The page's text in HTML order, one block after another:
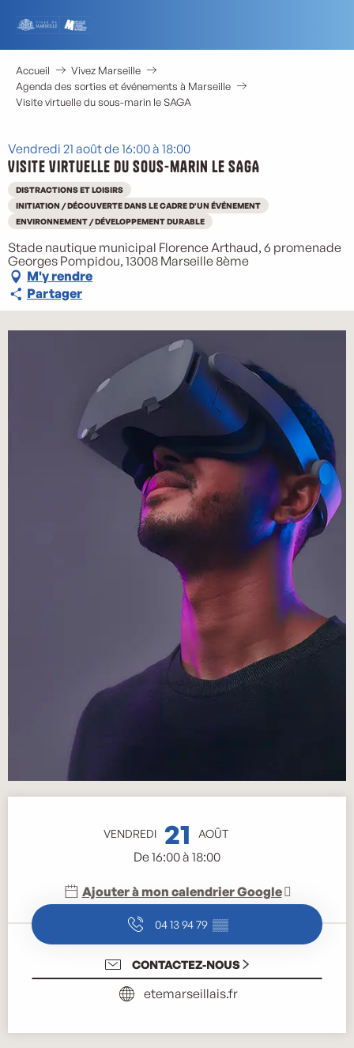
contenu
principal
Accueil
Vivez Marseille
Agenda des sorties et événements à Marseille
Visite virtuelle du sous-marin le SAGA
Vendredi 21 août de 16:00 à 18:00
Visite virtuelle du sous-marin le SAGA
DISTRACTIONS ET LOISIRS
INITIATION / DÉCOUVERTE DANS LE CADRE D'UN ÉVÉNEMENT
ENVIRONNEMENT / DÉVELOPPEMENT DURABLE
Stade nautique municipal Florence Arthaud, 6 promenade
Georges Pompidou, 13008 Marseille 8ème
M'y rendre
Partager
VENDREDI 21 AOÛT
De 16:00 à 18:00
Ajouter à mon calendrier Google
04 13 94 79 ▒▒
CONTACTEZ-NOUS
etemarseillais.fr